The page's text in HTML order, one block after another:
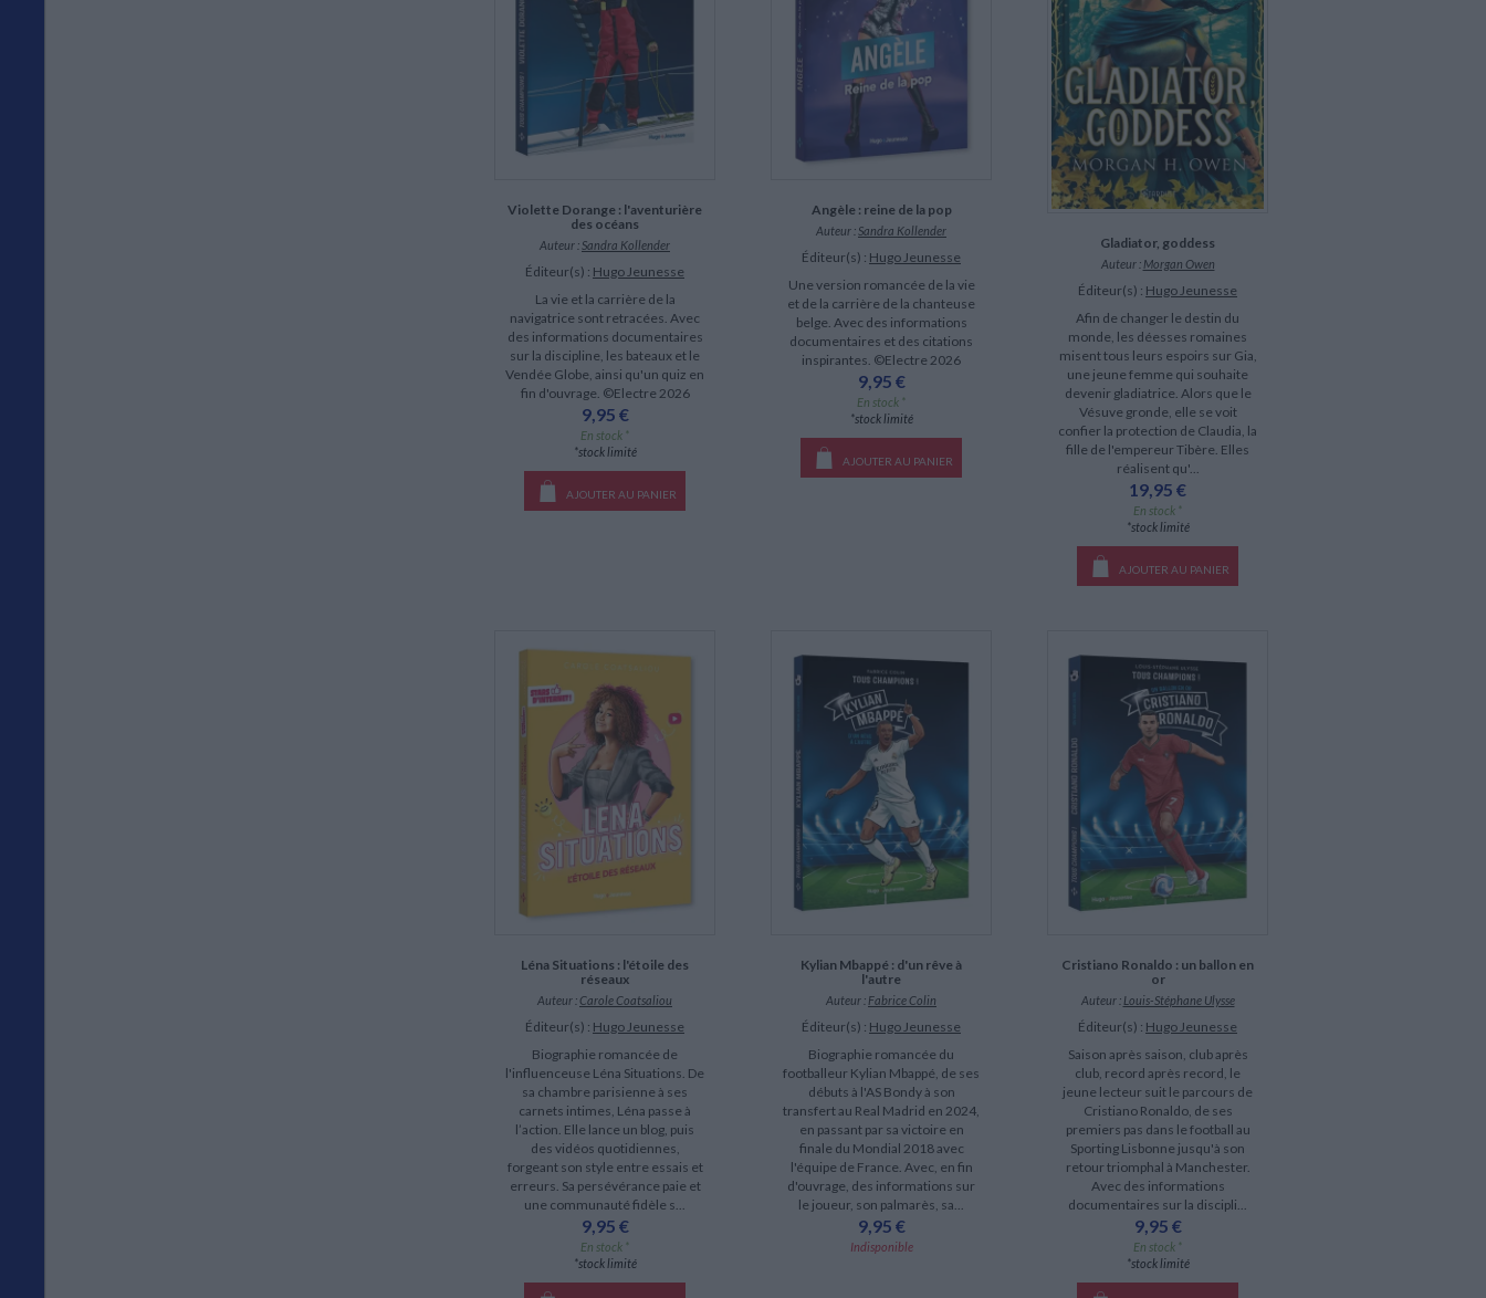
Violette Dorange : l'aventurière
des océans
Auteur : Sandra Kollender
Éditeur(s) : Hugo Jeunesse
La vie et la carrière de la
navigatrice sont retracées. Avec
des informations documentaires
sur la discipline, les bateaux et le
Vendée Globe, ainsi qu'un quiz en
fin d'ouvrage. ©Electre 2026
9,95 €
En stock *
*stock limité
AJOUTER AU PANIER
Angèle : reine de la pop
Auteur : Sandra Kollender
Éditeur(s) : Hugo Jeunesse
Une version romancée de la vie
et de la carrière de la chanteuse
belge. Avec des informations
documentaires et des citations
inspirantes. ©Electre 2026
9,95 €
En stock *
*stock limité
AJOUTER AU PANIER
Gladiator, goddess
Auteur : Morgan Owen
Éditeur(s) : Hugo Jeunesse
Afin de changer le destin du
monde, les déesses romaines
misent tous leurs espoirs sur Gia,
une jeune femme qui souhaite
devenir gladiatrice. Alors que le
Vésuve gronde, elle se voit
confier la protection de Claudia, la
fille de l'empereur Tibère. Elles
réalisent qu'...
19,95 €
En stock *
*stock limité
AJOUTER AU PANIER
Léna Situations : l'étoile des
réseaux
Auteur : Carole Coatsaliou
Éditeur(s) : Hugo Jeunesse
Biographie romancée de
l'influenceuse Léna Situations. De
sa chambre parisienne à ses
carnets intimes, Léna passe à
l’action. Elle lance un blog, puis
des vidéos quotidiennes,
forgeant son style entre essais et
erreurs. Sa persévérance paie et
une communauté fidèle s...
9,95 €
En stock *
*stock limité
Kylian Mbappé : d'un rêve à
l'autre
Auteur : Fabrice Colin
Éditeur(s) : Hugo Jeunesse
Biographie romancée du
footballeur Kylian Mbappé, de ses
débuts à l'AS Bondy à son
transfert au Real Madrid en 2024,
en passant par sa victoire en
finale du Mondial 2018 avec
l'équipe de France. Avec, en fin
d'ouvrage, des informations sur
le joueur, son palmarès, sa...
9,95 €
Indisponible
Cristiano Ronaldo : un ballon en
or
Auteur : Louis-Stéphane Ulysse
Éditeur(s) : Hugo Jeunesse
Saison après saison, club après
club, record après record, le
jeune lecteur suit le parcours de
Cristiano Ronaldo, de ses
premiers pas dans le football au
Sporting Lisbonne jusqu'à son
retour triomphal à Manchester.
Avec des informations
documentaires sur la discipli...
9,95 €
En stock *
*stock limité